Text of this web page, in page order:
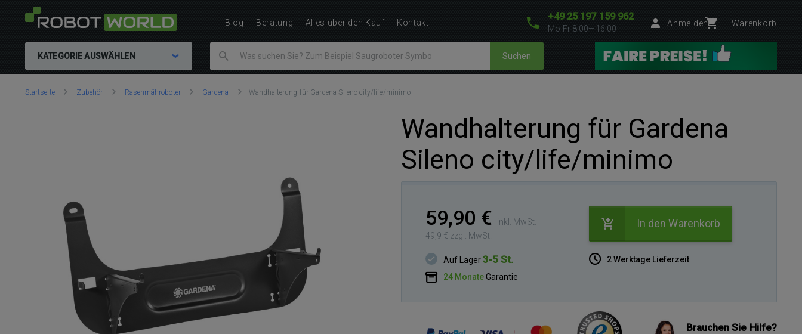
+49 25 197 159 962
Mo-Fr 8:00—16:00
Anmelden Warenkorb
KATEGORIE AUSWÄHLEN Suchen
Sie
Startseite Zubehör Rasenmähroboter Gardena Wandhalterung für Gardena Sileno city/life/minimo
Wandhalterung für Gardena
Sileno city/life/minimo
59,90 €
inkl. MwSt.
49,9 € zzgl. MwSt.
In den Warenkorb
Auf Lager3-5 St.
24 MonateGarantie
2 Werktage Lieferzeit
Brauchen Sie Hilfe?
Blog Beratung Alles über den Kauf Kontakt